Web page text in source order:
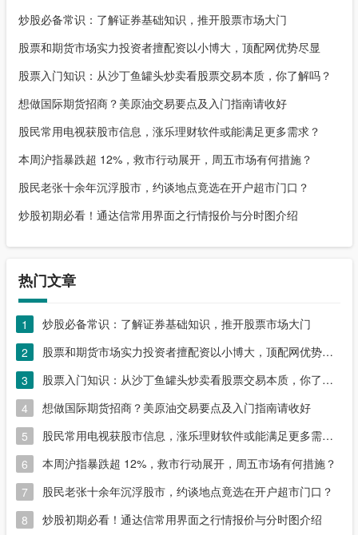
炒股必备常识：了解证券基础知识，推开股票市场大门
股票和期货市场实力投资者擅配资以小博大，顶配网优势尽显
股票入门知识：从沙丁鱼罐头炒卖看股票交易本质，你了解吗？
想做国际期货招商？美原油交易要点及入门指南请收好
股民常用电视获股市信息，涨乐理财软件或能满足更多需求？
本周沪指暴跌超 12%，救市行动展开，周五市场有何措施？
股民老张十余年沉浮股市，约谈地点竟选在开户超市门口？
炒股初期必看！通达信常用界面之行情报价与分时图介绍
热门文章
1
炒股必备常识：了解证券基础知识，推开股票市场大门
2
股票和期货市场实力投资者擅配资以小博大，顶配网优势尽显
3
股票入门知识：从沙丁鱼罐头炒卖看股票交易本质，你了解吗？
4
想做国际期货招商？美原油交易要点及入门指南请收好
5
股民常用电视获股市信息，涨乐理财软件或能满足更多需求？
6
本周沪指暴跌超 12%，救市行动展开，周五市场有何措施？
7
股民老张十余年沉浮股市，约谈地点竟选在开户超市门口？
8
炒股初期必看！通达信常用界面之行情报价与分时图介绍